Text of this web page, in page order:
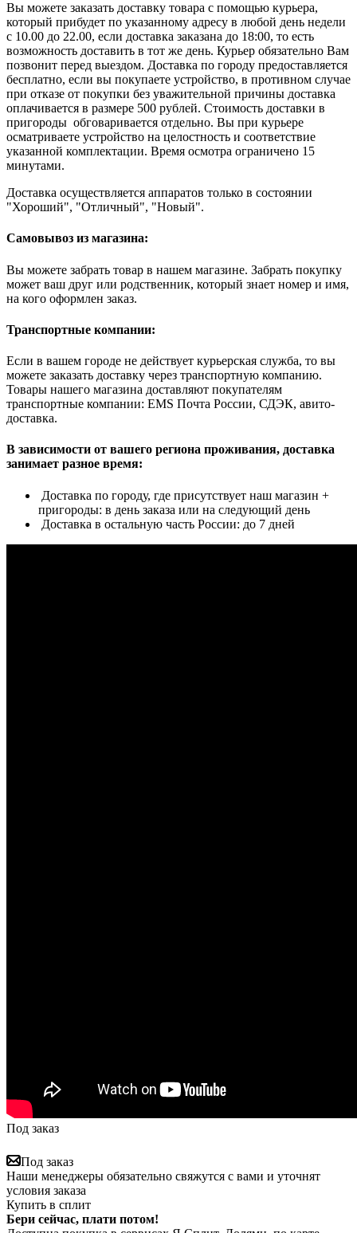
Вы можете заказать доставку товара с помощью курьера,
который прибудет по указанному адресу в любой день недели
с 10.00 до 22.00, если доставка заказана до 18:00, то есть
возможность доставить в тот же день. Курьер обязательно Вам
позвонит перед выездом. Доставка по городу предоставляется
бесплатно, если вы покупаете устройство, в противном случае
при отказе от покупки без уважительной причины доставка
оплачивается в размере 500 рублей. Стоимость доставки в
пригороды обговаривается отдельно. Вы при курьере
осматриваете устройство на целостность и соответствие
указанной комплектации. Время осмотра ограничено 15
минутами.
Доставка осуществляется аппаратов только в состоянии
"Хороший", "Отличный", "Новый".
Самовывоз из магазина:
Вы можете забрать товар в нашем магазине. Забрать покупку
может ваш друг или родственник, который знает номер и имя,
на кого оформлен заказ.
Транспортные компании:
Если в вашем городе не действует курьерская служба, то вы
можете заказать доставку через транспортную компанию.
Товары нашего магазина доставляют покупателям
транспортные компании: EMS Почта России, СДЭК, авито-
доставка.
В зависимости от вашего региона проживания, доставка
занимает разное время:
Доставка по городу, где присутствует наш магазин +
пригороды: в день заказа или на следующий день
Доставка в остальную часть России: до 7 дней
Под заказ
Под заказ
Наши менеджеры обязательно свяжутся с вами и уточнят
условия заказа
Купить в сплит
Бери сейчас, плати потом!